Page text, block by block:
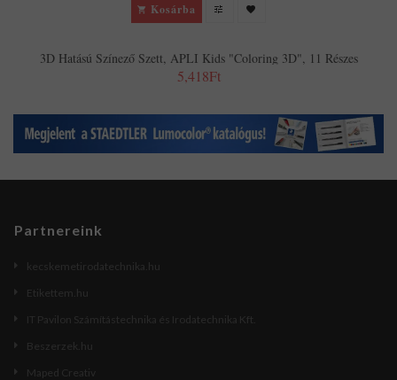
Kosárba
3D Hatású Színező Szett, APLI Kids "Coloring 3D", 11 Részes
5,418Ft
Partnereink
kecskemetirodatechnika.hu
Etikettem.hu
IT Pavilon Számítástechnika és Irodatechnika Kft.
Beszerzek.hu
Maped Creativ